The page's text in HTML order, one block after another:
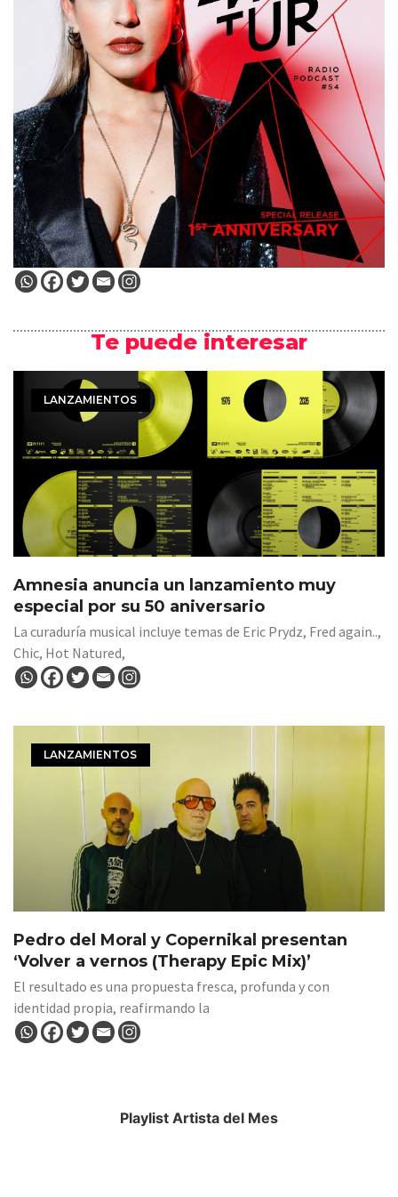
Te puede interesar
LANZAMIENTOS
Amnesia anuncia un lanzamiento muy
especial por su 50 aniversario
La curaduría musical incluye temas de Eric Prydz, Fred again..,
Chic, Hot Natured,
LANZAMIENTOS
Pedro del Moral y Copernikal presentan
‘Volver a vernos (Therapy Epic Mix)’
El resultado es una propuesta fresca, profunda y con
identidad propia, reafirmando la
Playlist Artista del Mes